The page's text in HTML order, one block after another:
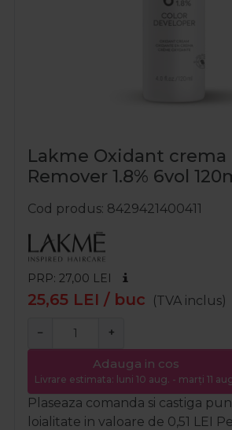
Lakme Oxidant crema
Remover 1.8% 6vol
Cod produs 8429421400411
PRP: 27,00 LEI
25,65 LEI / buc (TVA inclus)
− +
Adauga in cos
Livrare estimata: luni 10 aug. - marți 11
Plaseaza comanda si castiga
loialitate in valoare de 0,51 LEI